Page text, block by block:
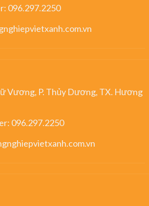
096.297.2250
Vương, P. Thủy Dương, TX. Hương
096.297.2250